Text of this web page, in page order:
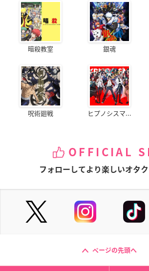
暗殺教室 銀魂
呪術廻戦 ヒプノシスマ...
OFFICIAL
フォローしてより楽しいオタク
ページの先頭へ